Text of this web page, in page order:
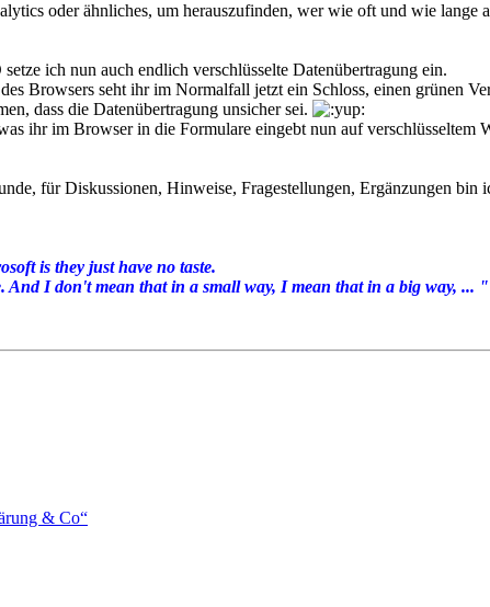
oder ähnliches, um herauszufinden, wer wie oft und wie lange
ich nun auch endlich verschlüsselte Datenübertragung ein.
Browsers seht ihr im Normalfall jetzt ein Schloss, einen grünen
dass die Datenübertragung unsicher sei.
ihr im Browser in die Formulare eingebt nun auf
für Diskussionen, Hinweise, Fragestellungen, Ergänzungen
is they just have no taste.
And I don't mean that in a small way, I mean that in a big way, ... "
& Co“